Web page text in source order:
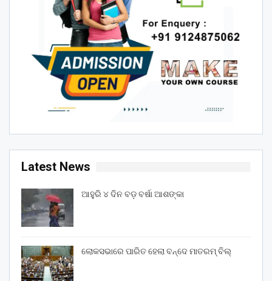
Latest News
ଆହୁରି ୪ ଦିନ ବଡ଼ ବର୍ଷା ଆଶଙ୍କା
ଲୋକସଭାରେ ପାରିତ ହେଲା ବନ୍ଦେ ମାତରମ୍‌ ବିଲ୍‌